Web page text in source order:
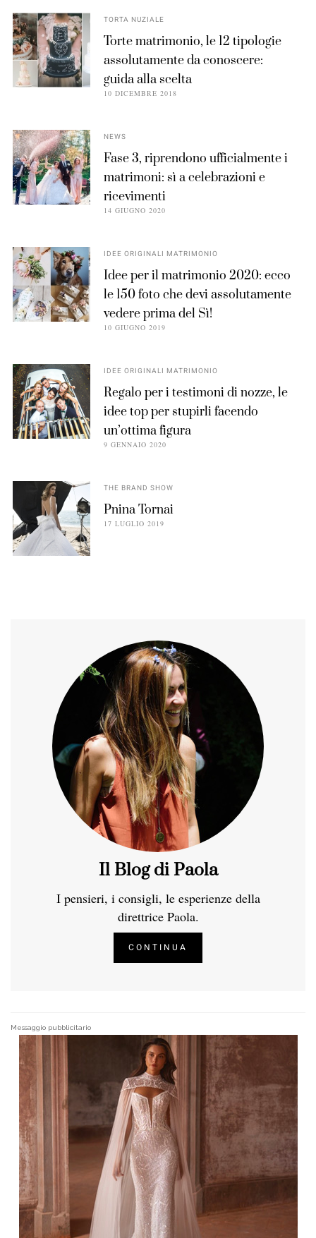
TORTA NUZIALE
Torte matrimonio, le 12 tipologie
assolutamente da conoscere:
guida alla scelta
10 DICEMBRE 2018
NEWS
Fase 3, riprendono ufficialmente i
matrimoni: sì a celebrazioni e
ricevimenti
14 GIUGNO 2020
IDEE ORIGINALI MATRIMONIO
Idee per il matrimonio 2020: ecco
le 150 foto che devi assolutamente
vedere prima del Sì!
10 GIUGNO 2019
IDEE ORIGINALI MATRIMONIO
Regalo per i testimoni di nozze, le
idee top per stupirli facendo
un’ottima figura
9 GENNAIO 2020
THE BRAND SHOW
Pnina Tornai
17 LUGLIO 2019
Il Blog di Paola
I pensieri, i consigli, le esperienze della
direttrice Paola.
CONTINUA
Messaggio pubblicitario